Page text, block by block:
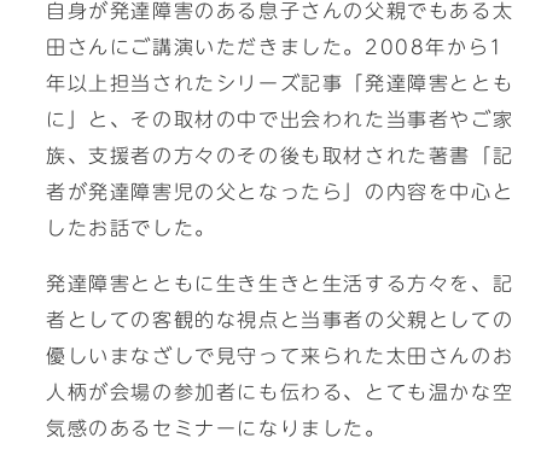
自身が発達障害のある息子さんの父親でもある太
田さんにご講演いただきました。2008年から1
年以上担当されたシリーズ記事「発達障害ととも
に」と、その取材の中で出会われた当事者やご家
族、支援者の方々のその後も取材された著書「記
者が発達障害児の父となったら」の内容を中心と
したお話でした。
発達障害とともに生き生きと生活する方々を、記
者としての客観的な視点と当事者の父親としての
優しいまなざしで見守って来られた太田さんのお
人柄が会場の参加者にも伝わる、とても温かな空
気感のあるセミナーになりました。